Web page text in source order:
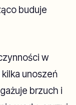
buduje
w
unoszeń
brzuch i